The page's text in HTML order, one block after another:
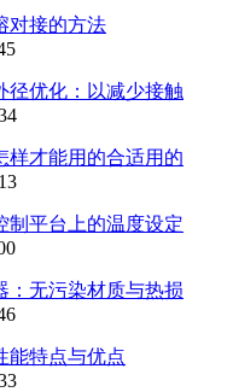
对接的方法
径优化：以减少接触
样才能用的合适用的
制平台上的温度设定
：无污染材质与热损
能特点与优点